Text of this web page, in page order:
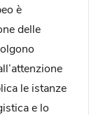
è
delle
le istanze
e lo